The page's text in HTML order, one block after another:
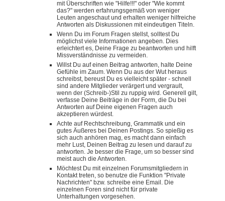
mit Überschriften wie "Hilfe!!!" oder "Wie kommt
das?" werden erfahrungsgemäß von weniger
Leuten angeschaut und erhalten weniger hilfreiche
Antworten als Diskussionen mit eindeutigen Titeln.
Wenn Du im Forum Fragen stellst, solltest Du
möglichst viele Informationen angeben. Dies
erleichtert es, Deine Frage zu beantworten und hilft
Missverständnisse zu vermeiden.
Willst Du auf einen Beitrag antworten, halte Deine
Gefühle im Zaum. Wenn Du aus der Wut heraus
schreibst, bereust Du es vielleicht später - schnell
sind andere Mitglieder verärgert und vergrault,
wenn der (Schreib-)Stil zu ruppig wird. Generell gilt,
verfasse Deine Beiträge in der Form, die Du bei
Antworten auf Deine eigenen Fragen auch
akzeptieren würdest.
Achte auf Rechtschreibung, Grammatik und ein
gutes Äußeres bei Deinen Postings. So spießig es
sich auch anhören mag, es macht dann einfach
mehr Lust, Deinen Beitrag zu lesen und darauf zu
antworten. Je besser die Frage, um so besser sind
meist auch die Antworten.
Möchtest Du mit einzelnen Forumsmitgliedern in
Kontakt treten, so benutze die Funktion "Private
Nachrichten" bzw. schreibe eine Email. Die
einzelnen Foren sind nicht für private
Unterhaltungen vorgesehen.